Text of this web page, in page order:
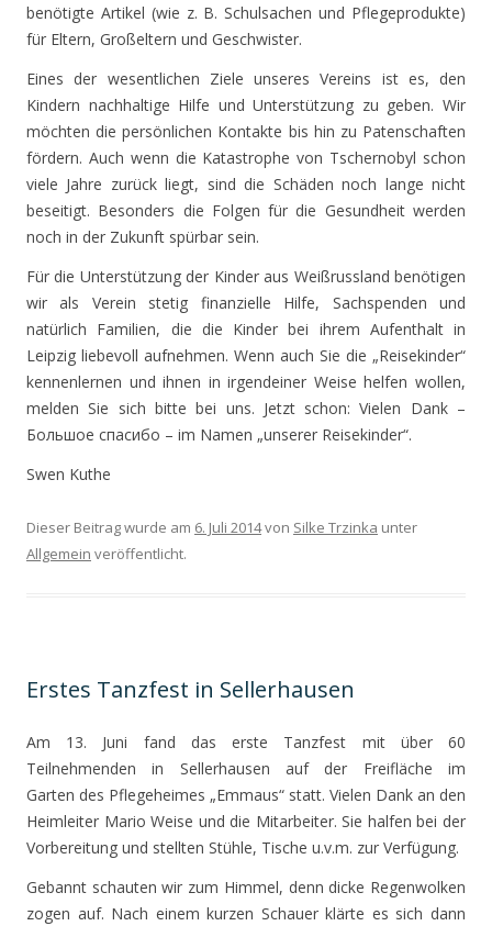
benötigte Artikel (wie z. B. Schulsachen und Pflegeprodukte)
für Eltern, Großeltern und Geschwister.
Eines der wesentlichen Ziele unseres Vereins ist es, den
Kindern nachhaltige Hilfe und Unterstützung zu geben. Wir
möchten die persönlichen Kontakte bis hin zu Patenschaften
fördern. Auch wenn die Katastrophe von Tschernobyl schon
viele Jahre zurück liegt, sind die Schäden noch lange nicht
beseitigt. Besonders die Folgen für die Gesundheit werden
noch in der Zukunft spürbar sein.
Für die Unterstützung der Kinder aus Weißrussland benötigen
wir als Verein stetig finanzielle Hilfe, Sachspenden und
natürlich Familien, die die Kinder bei ihrem Aufenthalt in
Leipzig liebevoll aufnehmen. Wenn auch Sie die „Reisekinder“
kennenlernen und ihnen in irgendeiner Weise helfen wollen,
melden Sie sich bitte bei uns. Jetzt schon: Vielen Dank –
Большое спасибо – im Namen „unserer Reisekinder“.
Swen Kuthe
Dieser Beitrag wurde am 6. Juli 2014von Silke Trzinka unter
Allgemein veröffentlicht.
Erstes Tanzfest in Sellerhausen
Am 13. Juni fand das erste Tanzfest mit über 60
Teilnehmenden in Sellerhausen auf der Freifläche im
Garten des Pflegeheimes „Emmaus“ statt. Vielen Dank an den
Heimleiter Mario Weise und die Mitarbeiter. Sie halfen bei der
Vorbereitung und stellten Stühle, Tische u.v.m. zur Verfügung.
Gebannt schauten wir zum Himmel, denn dicke Regenwolken
zogen auf. Nach einem kurzen Schauer klärte es sich dann